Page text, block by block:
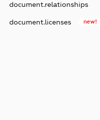
document.relationships
document.licenses new!